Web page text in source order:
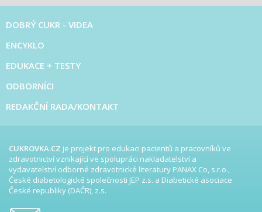
DOBRÝ CUKR - VIDEA
ENCYKLO
EDUKACE + TESTY
ODBORNÍCI
REDAKČNÍ RADA/KONTAKT
CUKROVKA.CZ je projekt pro edukaci pacientů a pracovníků ve
zdravotnictví vznikající ve spolupráci nakladatelství a
vydavatelství odborné zdravotnické literatury PANAX Co, s.r.o.,
České diabetologické společnosti JEP z.s. a Diabetické asociace
České republiky (DAČR), z.s.